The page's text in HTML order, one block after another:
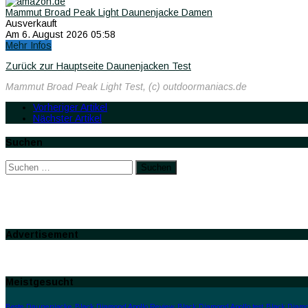
Mammut Broad Peak Light Daunenjacke Damen
Ausverkauft
Am 6. August 2026 05:58
Mehr Infos
Zurück zur Hauptseite Daunenjacken Test
Mammut Broad Peak Light Test, (c) outdoormaniacs.de
Vorheriger Artikel
Nächster Artikel
Suchen
Suchen
nach:
Advertisement
Meistgesucht